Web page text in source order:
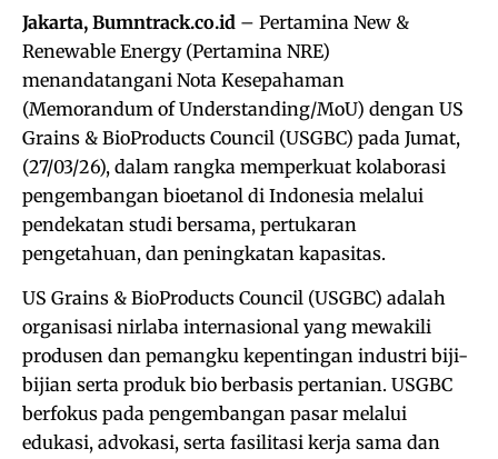
Jakarta, Bumntrack.co.id – Pertamina New &
Renewable Energy (Pertamina NRE)
menandatangani Nota Kesepahaman
(Memorandum of Understanding/MoU) dengan US
Grains & BioProducts Council (USGBC) pada Jumat,
(27/03/26), dalam rangka memperkuat kolaborasi
pengembangan bioetanol di Indonesia melalui
pendekatan studi bersama, pertukaran
pengetahuan, dan peningkatan kapasitas.
US Grains & BioProducts Council (USGBC) adalah
organisasi nirlaba internasional yang mewakili
produsen dan pemangku kepentingan industri biji-
bijian serta produk bio berbasis pertanian. USGBC
berfokus pada pengembangan pasar melalui
edukasi, advokasi, serta fasilitasi kerja sama dan